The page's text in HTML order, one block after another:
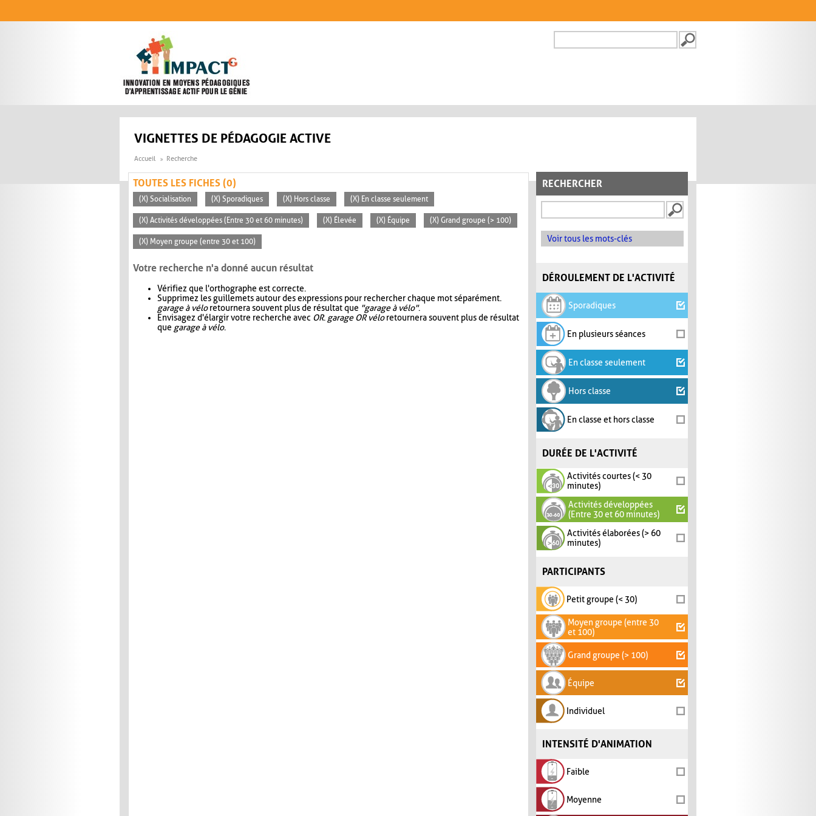
FORMULAIRE DE
VIGNETTES DE PÉDAGOGIE ACTIVE
Accueil Recherche
RECHERCHER
Voir tous les mots-clés
DÉROULEMENT DE L'ACTIVITÉ
Sporadiques
En plusieurs séances
En classe seulement
Hors classe
En classe et hors classe
DURÉE DE L'ACTIVITÉ
Activités courtes (< 30
minutes)
Activités développées
(Entre 30 et 60 minutes)
Activités élaborées (> 60
minutes)
PARTICIPANTS
Petit groupe (< 30)
Moyen groupe (entre 30
et 100)
Grand groupe (> 100)
Équipe
Individuel
INTENSITÉ D'ANIMATION
Faible
Moyenne
TOUTES LES FICHES (0)
(X) Socialisation (X) Sporadiques (X) Hors classe (X) En classe seulement
(X) Activités développées (Entre 30 et 60 minutes) (X) Élevée (X) Équipe (X) Grand groupe (> 100)
(X) Moyen groupe (entre 30 et 100)
Votre recherche n'a donné aucun résultat
Vérifiez que l'orthographe est correcte.
Supprimez les guillemets autour des expressions pour rechercher chaque mot séparément.
garage à véloretournera souvent plus de résultat que "garage à vélo".
Envisagez d'élargir votre recherche avec OR. garage OR véloretournera souvent plus de résultat
que garage à vélo.